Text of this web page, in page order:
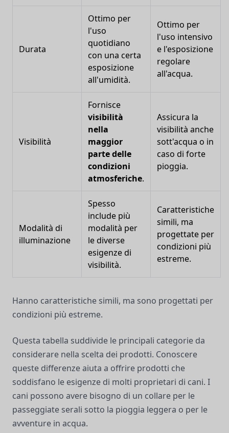
Durata
Ottimo per
l'uso
quotidiano
con una certa
esposizione
all'umidità.
Ottimo per
l'uso intensivo
e l'esposizione
regolare
all'acqua.
Visibilità
Fornisce
visibilità
nella
maggior
parte delle
condizioni
atmosferiche.
Assicura la
visibilità anche
sott'acqua o in
caso di forte
pioggia.
Modalità di
illuminazione
Spesso
include più
modalità per
le diverse
esigenze di
visibilità.
Caratteristiche
simili, ma
progettate per
condizioni più
estreme.
Hanno caratteristiche simili, ma sono progettati per
condizioni più estreme.
Questa tabella suddivide le principali categorie da
considerare nella scelta dei prodotti. Conoscere
queste differenze aiuta a offrire prodotti che
soddisfano le esigenze di molti proprietari di cani. I
cani possono avere bisogno di un collare per le
passeggiate serali sotto la pioggia leggera o per le
avventure in acqua.